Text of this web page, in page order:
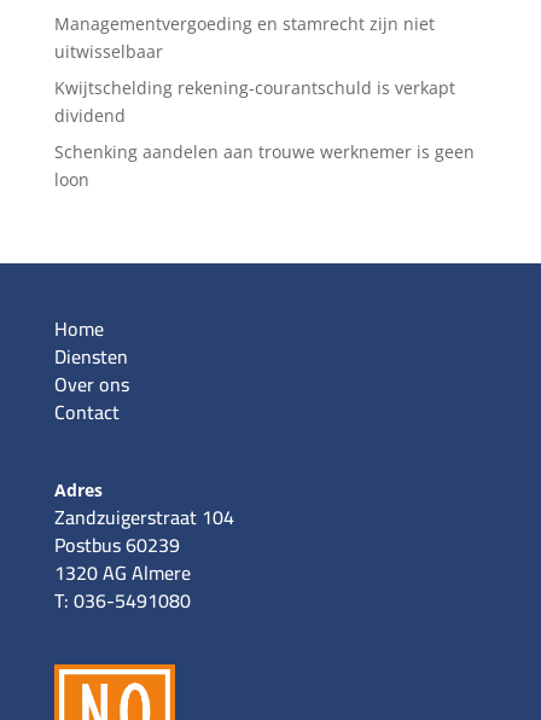
Managementvergoeding en stamrecht zijn niet
uitwisselbaar
Kwijtschelding rekening-courantschuld is verkapt
dividend
Schenking aandelen aan trouwe werknemer is geen
loon
Home
Diensten
Over ons
Contact
Adres
Zandzuigerstraat 104
Postbus 60239
1320 AG Almere
T: 036-5491080